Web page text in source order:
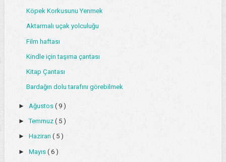
Köpek Korkusunu Yenmek
Aktarmalı uçak yolculuğu
Film haftası
Kindle için taşıma çantası
Kitap Çantası
Bardağın dolu tarafını görebilmek
► Ağustos ( 9 )
►Temmuz ( 5 )
► Haziran ( 5 )
► Mayıs ( 6 )